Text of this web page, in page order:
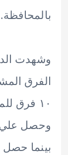
الدورة
فرق
علي المركز
حصل علي